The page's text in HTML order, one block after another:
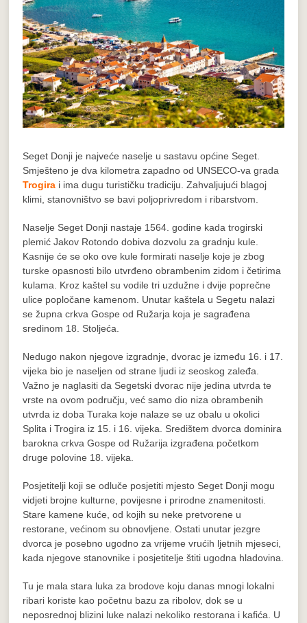
Seget Donji je najveće naselje u sastavu općine Seget.
Smješteno je dva kilometra zapadno od UNSECO-va grada
Trogira i ima dugu turističku tradiciju. Zahvaljujući blagoj
klimi, stanovništvo se bavi poljoprivredom i ribarstvom.
Naselje Seget Donji nastaje 1564. godine kada trogirski
plemić Jakov Rotondo dobiva dozvolu za gradnju kule.
Kasnije će se oko ove kule formirati naselje koje je zbog
turske opasnosti bilo utvrđeno obrambenim zidom i četirima
kulama. Kroz kaštel su vodile tri uzdužne i dvije poprečne
ulice popločane kamenom. Unutar kaštela u Segetu nalazi
se župna crkva Gospe od Ružarja koja je sagrađena
sredinom 18. Stoljeća.
Nedugo nakon njegove izgradnje, dvorac je između 16. i 17.
vijeka bio je naseljen od strane ljudi iz seoskog zaleđa.
Važno je naglasiti da Segetski dvorac nije jedina utvrda te
vrste na ovom području, već samo dio niza obrambenih
utvrda iz doba Turaka koje nalaze se uz obalu u okolici
Splita i Trogira iz 15. i 16. vijeka. Središtem dvorca dominira
barokna crkva Gospe od Ružarija izgrađena početkom
druge polovine 18. vijeka.
Posjetitelji koji se odluče posjetiti mjesto Seget Donji mogu
vidjeti brojne kulturne, povijesne i prirodne znamenitosti.
Stare kamene kuće, od kojih su neke pretvorene u
restorane, većinom su obnovljene. Ostati unutar jezgre
dvorca je posebno ugodno za vrijeme vrućih ljetnih mjeseci,
kada njegove stanovnike i posjetitelje štiti ugodna hladovina.
Tu je mala stara luka za brodove koju danas mnogi lokalni
ribari koriste kao početnu bazu za ribolov, dok se u
neposrednoj blizini luke nalazi nekoliko restorana i kafića. U